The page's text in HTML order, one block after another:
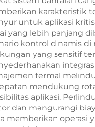
karakteristik
untuk aplikasi
yang lebih panjang
kontrol dinamis di
yang sensitif
termal
mendukung
aplikasi.
dan mengurangi
memberikan operasi